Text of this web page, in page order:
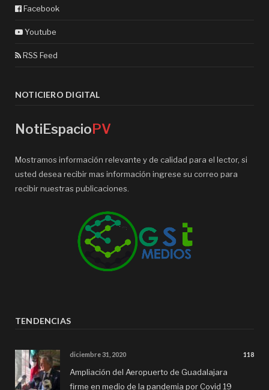
Facebook
Youtube
RSS Feed
NOTICIERO DIGITAL
NotiEspacioPV
Mostramos información relevante y de calidad para el lector, si
usted desea recibir mas información ingrese su correo para
recibir nuestras publicaciones.
TENDENCIAS
diciembre 31, 2020 118
Ampliación del Aeropuerto de Guadalajara
firme en medio de la pandemia por Covid 19